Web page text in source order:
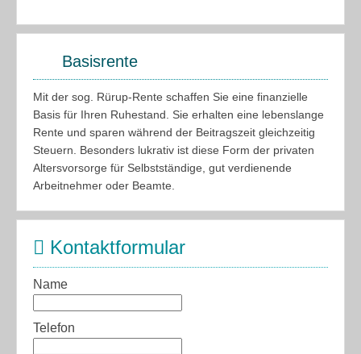
Basisrente
Mit der sog. Rürup-Rente schaffen Sie eine finanzielle
Basis für Ihren Ruhestand. Sie erhalten eine lebenslange
Rente und sparen während der Beitragszeit gleichzeitig
Steuern. Besonders lukrativ ist diese Form der privaten
Altersvorsorge für Selbstständige, gut verdienende
Arbeitnehmer oder Beamte.
Kontaktformular
Name
Telefon